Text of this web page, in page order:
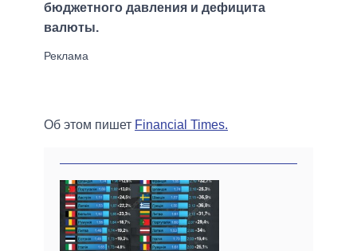
бюджетного давления и дефицита
валюты.
Об этом пишет Financial Times.